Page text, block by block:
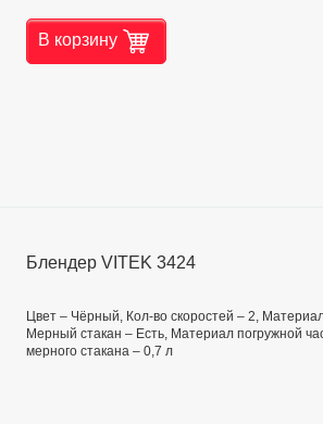
В корзину
Блендер VITEK 3424
Цвет – Чёрный, Кол-во скоростей – 2,
Мерный стакан – Есть, Материал погружной
мерного стакана – 0,7 л